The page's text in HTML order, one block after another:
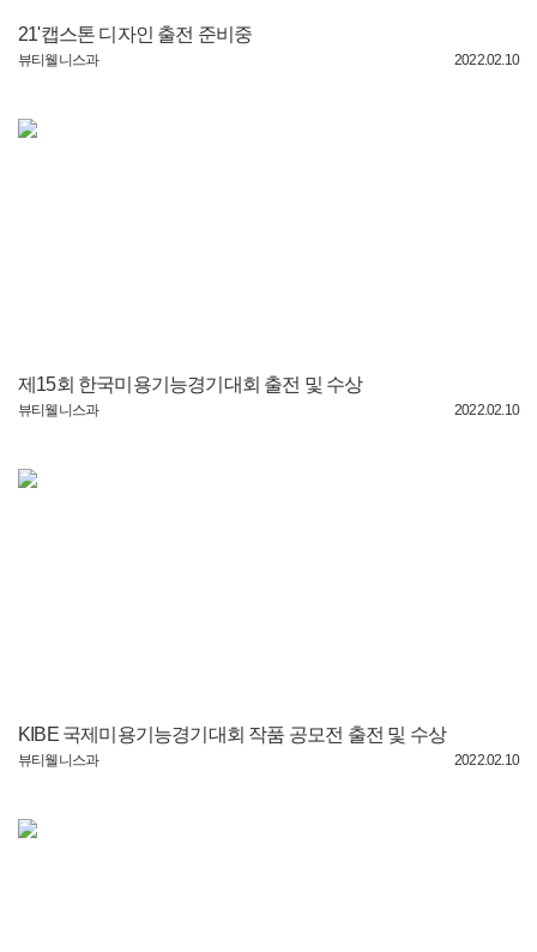
21'캡스톤 디자인 출전 준비중
뷰티웰니스과 2022.02.10
제15회 한국미용기능경기대회 출전 및 수상
뷰티웰니스과 2022.02.10
KIBE 국제미용기능경기대회 작품 공모전 출전 및 수상
뷰티웰니스과 2022.02.10